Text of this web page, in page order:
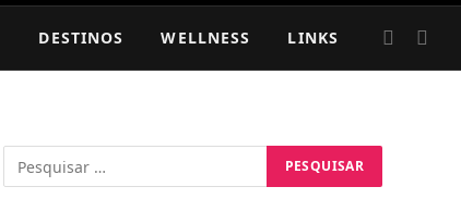
DESTINOS WELLNESS LINKS